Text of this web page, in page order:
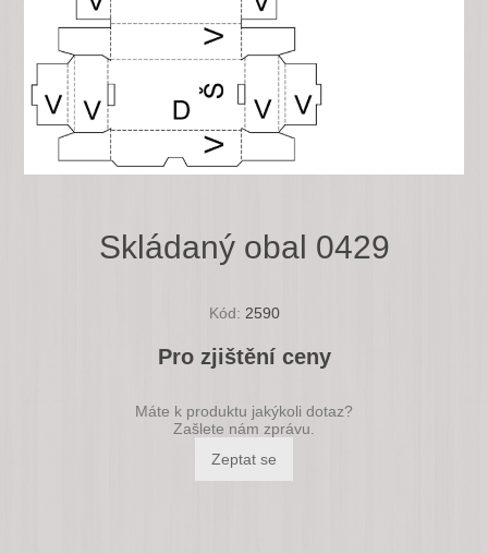
Skládaný obal 0429
Kód: 2590
Pro zjištění ceny
Máte k produktu jakýkoli dotaz?
Zašlete nám zprávu.